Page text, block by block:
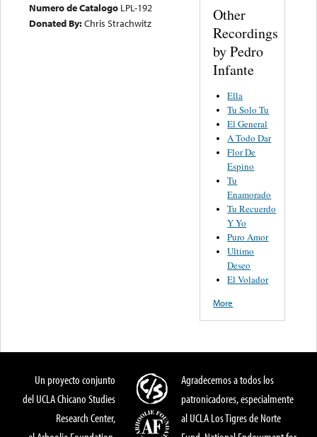
Numero de Catalogo LPL-192
Donated By:Chris Strachwitz
Other
Recordings
by Pedro
Infante
Ella
Tu Solo Tu
El General
A Todo Dar
Flor De
Espino
Tu
Enamorado
Tu Recuerdo
Y Yo
Puro Amor
Ultimo
Deseo
El Volador
More
Un proyecto conjunto
del UCLA Chicano Studies
Research Center,
Agradecemos a todos los
patronicadores, especialmente
al UCLA Los Tigres de Norte